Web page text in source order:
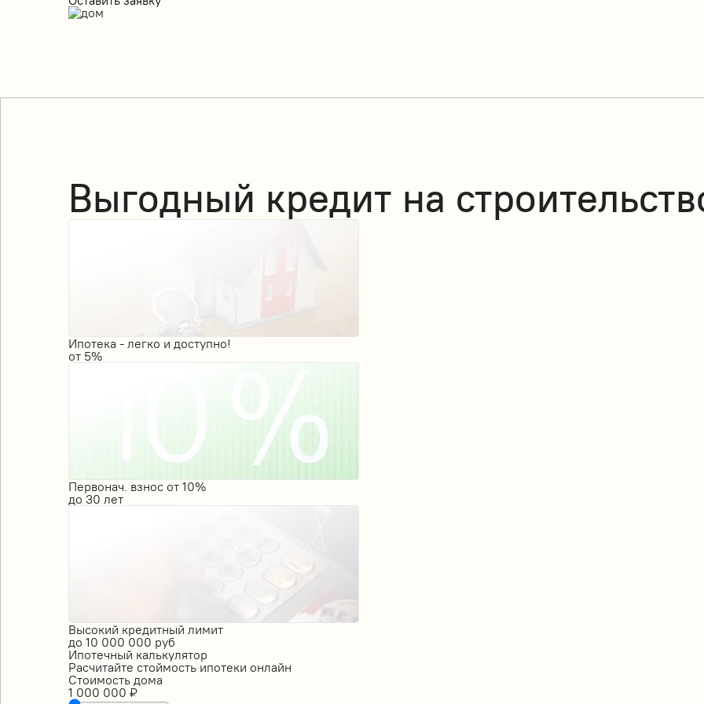
Выгодный кредит на
Ипотека - легко и доступно!
от 5%
Первонач. взнос от 10%
до 30 лет
Высокий кредитный лимит
до 10 000 000 руб
Ипотечный калькулятор
Расчитайте стоймость ипотеки онлайн
Стоимость дома
1 000 000 ₽